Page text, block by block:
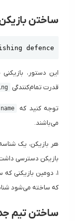
ساختن
defence
این دستور، بازیکنی
قدرت تمام‌کنندگی
توجه کنید که name
می‌باشند.
هر بازیکن، یک
بازیکن دسترسی
۱، دومین بازیکنی که ساخته می‌شود شناسه‌ی عددی ۲ و
که ساخته می‌شود
ساختن تیم